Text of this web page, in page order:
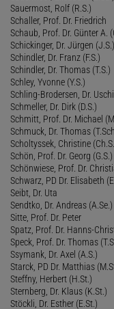
Sauermost, Rolf (R.S.)
Schaller, Prof. Dr. Friedrich
Schaub, Prof. Dr. Günter A.
Schickinger, Dr. Jürgen (J.S.)
Schindler, Dr. Franz (F.S.)
Schindler, Dr. Thomas (T.S.)
Schley, Yvonne (Y.S.)
Schling-Brodersen, Dr. Uschi
Schmeller, Dr. Dirk (D.S.)
Schmitt, Prof. Dr. Michael
Schmuck, Dr. Thomas
Scholtyssek, Christine
Schön, Prof. Dr. Georg (G.S.)
Schönwiese, Prof. Dr.
Schwarz, PD Dr. Elisabeth
Seibt, Dr. Uta
Sendtko, Dr. Andreas (A.Se.)
Sitte, Prof. Dr. Peter
Spatz, Prof. Dr. Hanns-
Speck, Prof. Dr. Thomas
Ssymank, Dr. Axel (A.S.)
Starck, PD Dr. Matthias
Steffny, Herbert (H.St.)
Sternberg, Dr. Klaus (K.St.)
Stöckli, Dr. Esther (E.St.)